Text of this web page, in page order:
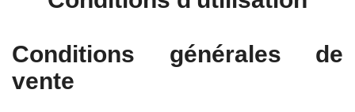
Conditions générales de
vente